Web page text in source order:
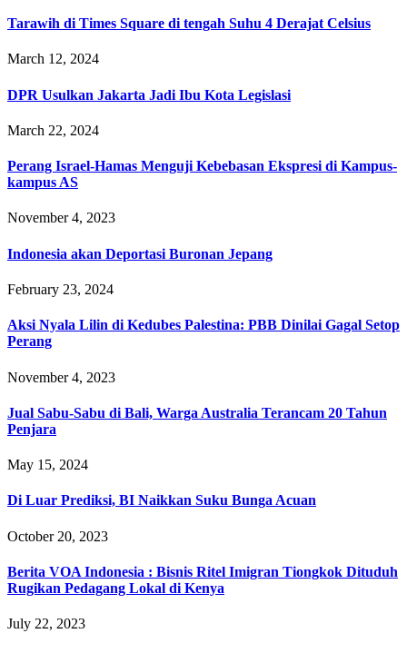
Tarawih di Times Square di tengah Suhu 4 Derajat Celsius
March 12, 2024
DPR Usulkan Jakarta Jadi Ibu Kota Legislasi
March 22, 2024
Perang Israel-Hamas Menguji Kebebasan Ekspresi di Kampus-
kampus AS
November 4, 2023
Indonesia akan Deportasi Buronan Jepang
February 23, 2024
Aksi Nyala Lilin di Kedubes Palestina: PBB Dinilai Gagal Setop
Perang
November 4, 2023
Jual Sabu-Sabu di Bali, Warga Australia Terancam 20 Tahun
Penjara
May 15, 2024
Di Luar Prediksi, BI Naikkan Suku Bunga Acuan
October 20, 2023
Berita VOA Indonesia : Bisnis Ritel Imigran Tiongkok Dituduh
Rugikan Pedagang Lokal di Kenya
July 22, 2023